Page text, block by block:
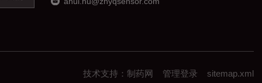
技术支持： 制药网 管理登录 sitemap.xml